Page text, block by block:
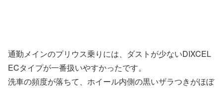
通勤メインのプリウス乗りには、ダストが少ないDIXCEL
ECタイプが一番扱いやすかったです。
洗車の頻度が落ちて、ホイール内側の黒いザラつきがほぼ